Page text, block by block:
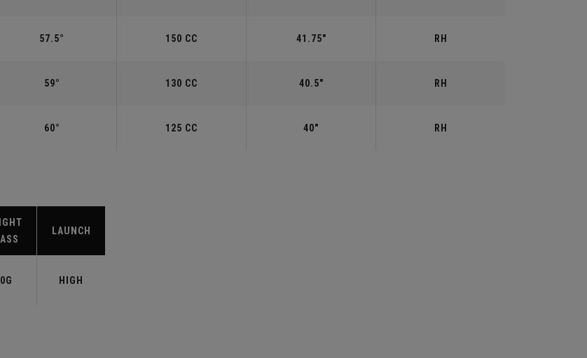
57.5° 150 CC 41.75" RH
59° 130 CC 40.5" RH
60° 125 CC 40" RH
LAUNCH
HIGH